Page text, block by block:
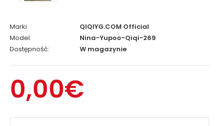
Marki
QIQIYG.COM Official
Model:
Nina-Yupoo-Qiqi-269
Dostępność:
W magazynie
0,00€